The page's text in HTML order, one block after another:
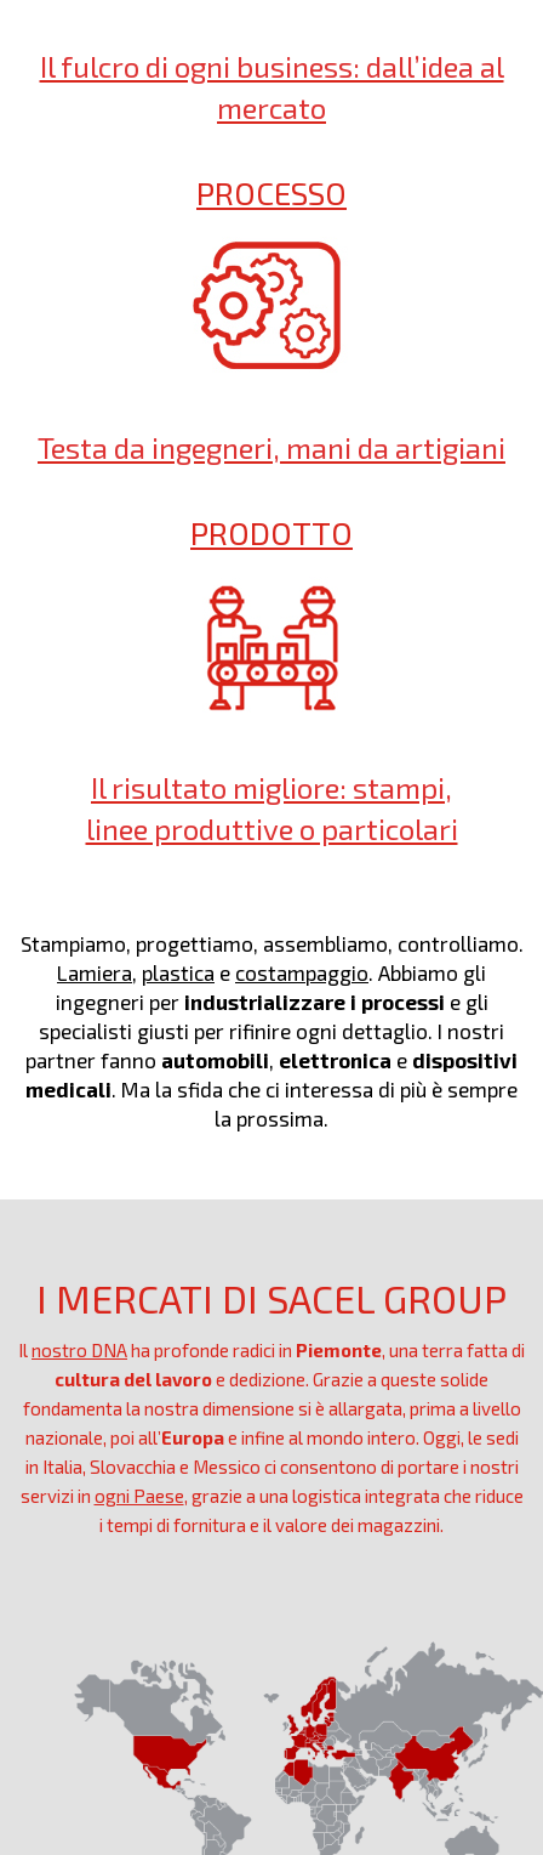
Il fulcro di ogni business: dall’idea al
mercato
PROCESSO
Testa da ingegneri, mani da artigiani
PRODOTTO
Il risultato migliore: stampi,
linee produttive o particolari
Stampiamo, progettiamo, assembliamo, controlliamo.
Lamiera, plastica e costampaggio. Abbiamo gli
ingegneri per industrializzare i processi e gli
specialisti giusti per rifinire ogni dettaglio. I nostri
partner fanno automobili, elettronica e dispositivi
medicali. Ma la sfida che ci interessa di più è sempre
la prossima.
I MERCATI DI SACEL GROUP
Ilnostro DNAha profonde radici in Piemonte, una terra fatta di
cultura del lavoroe dedizione. Grazie a queste solide
fondamenta la nostra dimensione si è allargata, prima a livello
nazionale, poi all’Europae infine al mondo intero. Oggi, le sedi
in Italia, Slovacchia e Messico ci consentono di portare i nostri
servizi in ogni Paese, grazie a una logistica integrata che riduce
i tempi di fornitura e il valore dei magazzini.